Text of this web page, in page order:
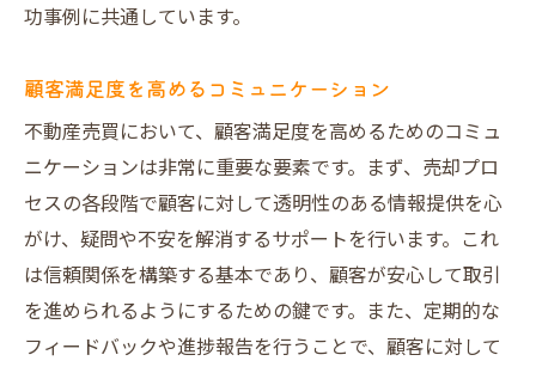
功事例に共通しています。
顧客満足度を高めるコミュニケーション
不動産売買において、顧客満足度を高めるためのコミュ
ニケーションは非常に重要な要素です。まず、売却プロ
セスの各段階で顧客に対して透明性のある情報提供を心
がけ、疑問や不安を解消するサポートを行います。これ
は信頼関係を構築する基本であり、顧客が安心して取引
を進められるようにするための鍵です。また、定期的な
フィードバックや進捗報告を行うことで、顧客に対して